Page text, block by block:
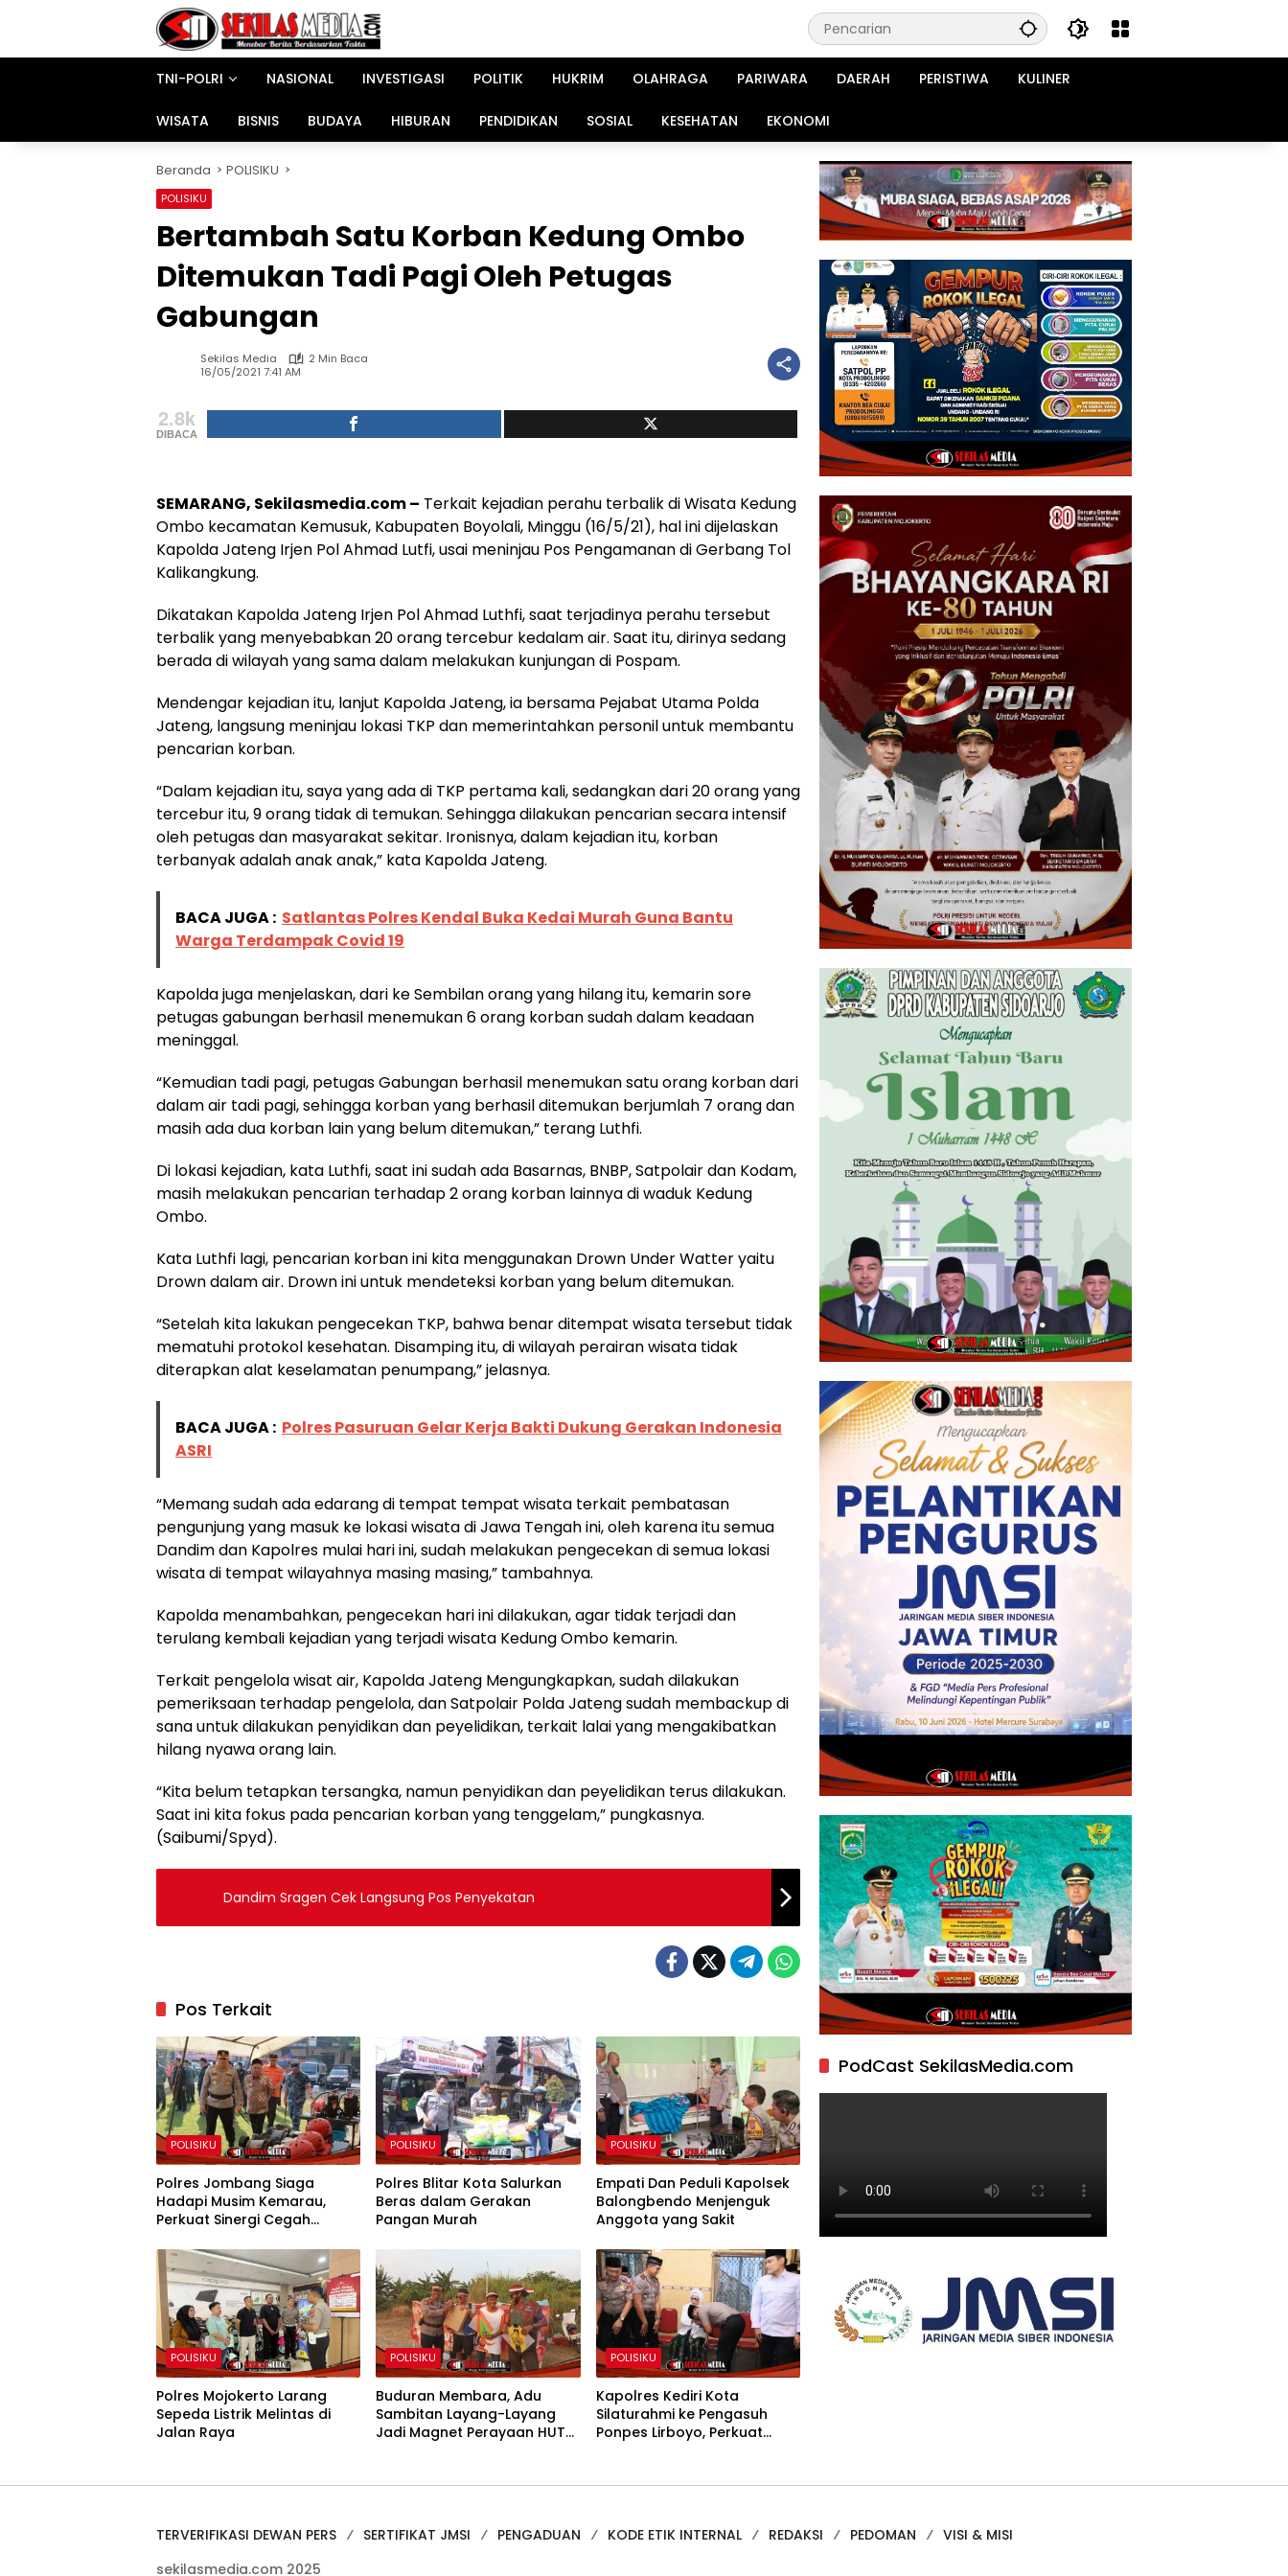
TNI-POLRI
NASIONAL INVESTIGASI POLITIK HUKRIM OLAHRAGA PARIWARA DAERAH PERISTIWA KULINER
WISATA BISNIS BUDAYA HIBURAN PENDIDIKAN SOSIAL KESEHATAN EKONOMI
Beranda POLISIKU
POLISIKU
Bertambah Satu Korban Kedung Ombo
Ditemukan Tadi Pagi Oleh Petugas
Gabungan
Sekilas Media
2 Min Baca
16/05/2021 7:41 AM
2.8k
DIBACA
SEMARANG, Sekilasmedia.com – Terkait kejadian perahu terbalik di Wisata Kedung
Ombo kecamatan Kemusuk, Kabupaten Boyolali, Minggu (16/5/21), hal ini dijelaskan
Kapolda Jateng Irjen Pol Ahmad Lutfi, usai meninjau Pos Pengamanan di Gerbang Tol
Kalikangkung.
Dikatakan Kapolda Jateng Irjen Pol Ahmad Luthfi, saat terjadinya perahu tersebut
terbalik yang menyebabkan 20 orang tercebur kedalam air. Saat itu, dirinya sedang
berada di wilayah yang sama dalam melakukan kunjungan di Pospam.
Mendengar kejadian itu, lanjut Kapolda Jateng, ia bersama Pejabat Utama Polda
Jateng, langsung meninjau lokasi TKP dan memerintahkan personil untuk membantu
pencarian korban.
“Dalam kejadian itu, saya yang ada di TKP pertama kali, sedangkan dari 20 orang yang
tercebur itu, 9 orang tidak di temukan. Sehingga dilakukan pencarian secara intensif
oleh petugas dan masyarakat sekitar. Ironisnya, dalam kejadian itu, korban
terbanyak adalah anak anak,” kata Kapolda Jateng.
BACA JUGA : Satlantas Polres Kendal Buka Kedai Murah Guna Bantu
Warga Terdampak Covid 19
Kapolda juga menjelaskan, dari ke Sembilan orang yang hilang itu, kemarin sore
petugas gabungan berhasil menemukan 6 orang korban sudah dalam keadaan
meninggal.
“Kemudian tadi pagi, petugas Gabungan berhasil menemukan satu orang korban dari
dalam air tadi pagi, sehingga korban yang berhasil ditemukan berjumlah 7 orang dan
masih ada dua korban lain yang belum ditemukan,” terang Luthfi.
Di lokasi kejadian, kata Luthfi, saat ini sudah ada Basarnas, BNBP, Satpolair dan Kodam,
masih melakukan pencarian terhadap 2 orang korban lainnya di waduk Kedung
Ombo.
Kata Luthfi lagi, pencarian korban ini kita menggunakan Drown Under Watter yaitu
Drown dalam air. Drown ini untuk mendeteksi korban yang belum ditemukan.
“Setelah kita lakukan pengecekan TKP, bahwa benar ditempat wisata tersebut tidak
mematuhi protokol kesehatan. Disamping itu, di wilayah perairan wisata tidak
diterapkan alat keselamatan penumpang,” jelasnya.
BACA JUGA : Polres Pasuruan Gelar Kerja Bakti Dukung Gerakan Indonesia
ASRI
“Memang sudah ada edarang di tempat tempat wisata terkait pembatasan
pengunjung yang masuk ke lokasi wisata di Jawa Tengah ini, oleh karena itu semua
Dandim dan Kapolres mulai hari ini, sudah melakukan pengecekan di semua lokasi
wisata di tempat wilayahnya masing masing,” tambahnya.
Kapolda menambahkan, pengecekan hari ini dilakukan, agar tidak terjadi dan
terulang kembali kejadian yang terjadi wisata Kedung Ombo kemarin.
Terkait pengelola wisat air, Kapolda Jateng Mengungkapkan, sudah dilakukan
pemeriksaan terhadap pengelola, dan Satpolair Polda Jateng sudah membackup di
sana untuk dilakukan penyidikan dan peyelidikan, terkait lalai yang mengakibatkan
hilang nyawa orang lain.
“Kita belum tetapkan tersangka, namun penyidikan dan peyelidikan terus dilakukan.
Saat ini kita fokus pada pencarian korban yang tenggelam,” pungkasnya.
(Saibumi/Spyd).
Dandim Sragen Cek Langsung Pos Penyekatan
Pos Terkait
POLISIKU
Polres Jombang Siaga
Hadapi Musim Kemarau,
Perkuat Sinergi Cegah
POLISIKU
Polres Blitar Kota Salurkan
Beras dalam Gerakan
Pangan Murah
POLISIKU
Empati Dan Peduli Kapolsek
Balongbendo Menjenguk
Anggota yang Sakit
POLISIKU
Polres Mojokerto Larang
Sepeda Listrik Melintas di
Jalan Raya
POLISIKU
Buduran Membara, Adu
Sambitan Layang-Layang
Jadi Magnet Perayaan HUT
POLISIKU
Kapolres Kediri Kota
Silaturahmi ke Pengasuh
Ponpes Lirboyo, Perkuat
PodCast SekilasMedia.com
TERVERIFIKASI DEWAN PERS SERTIFIKAT JMSI PENGADUAN KODE ETIK INTERNAL REDAKSI PEDOMAN
VISI & MISI
sekilasmedia.com 2025